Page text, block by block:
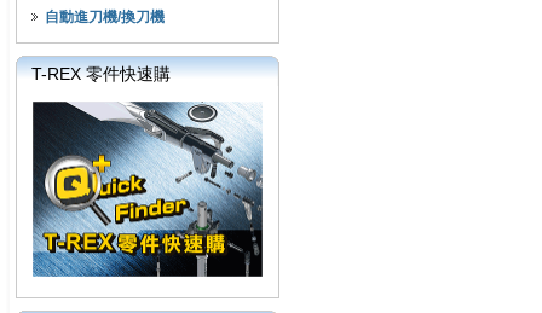
自動進刀機/換刀機
T-REX 零件快速購